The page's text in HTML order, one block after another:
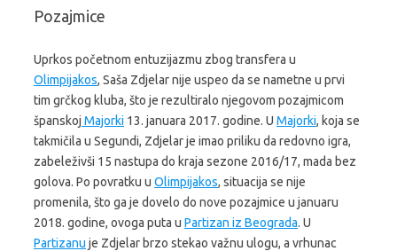
Pozajmice
Uprkos početnom entuzijazmu zbog transfera u
Olimpijakos, Saša Zdjelar nije uspeo da se nametne u prvi
tim grčkog kluba, što je rezultiralo njegovom pozajmicom
španskoj Majorki 13. januara 2017. godine. U Majorki, koja se
takmičila u Segundi, Zdjelar je imao priliku da redovno igra,
zabeleživši 15 nastupa do kraja sezone 2016/17, mada bez
golova. Po povratku u Olimpijakos, situacija se nije
promenila, što ga je dovelo do nove pozajmice u januaru
2018. godine, ovoga puta u Partizan iz Beograda. U
Partizanu je Zdjelar brzo stekao važnu ulogu, a vrhunac